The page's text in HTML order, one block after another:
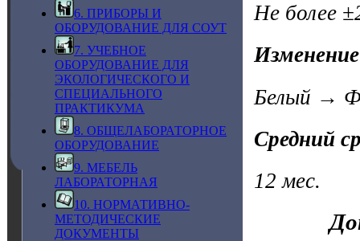
6. ПРИБОРЫ И
ОБОРУДОВАНИЕ ДЛЯ СОУТ
7. УЧЕБНОЕ
ОБОРУДОВАНИЕ ДЛЯ
ЭКОЛОГИЧЕСКОГО И
СПЕЦИАЛЬНОГО
ПРАКТИКУМА
8. ОБЩЕЛАБОРАТОРНОЕ
ОБОРУДОВАНИЕ
9. МЕБЕЛЬ
ЛАБОРАТОРНАЯ
10. НОРМАТИВНО-
МЕТОДИЧЕСКИЕ
ДОКУМЕНТЫ
Не более
Белый →
Средний
12 мес.